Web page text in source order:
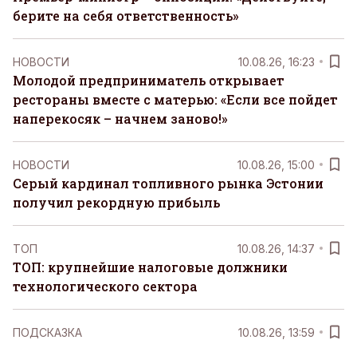
берите на себя ответственность»
НОВОСТИ 10.08.26, 16:23
Молодой предприниматель открывает
рестораны вместе с матерью: «Если все пойдет
наперекосяк – начнем заново!»
НОВОСТИ 10.08.26, 15:00
Серый кардинал топливного рынка Эстонии
получил рекордную прибыль
ТОП 10.08.26, 14:37
ТОП: крупнейшие налоговые должники
технологического сектора
ПОДСКАЗКА 10.08.26, 13:59